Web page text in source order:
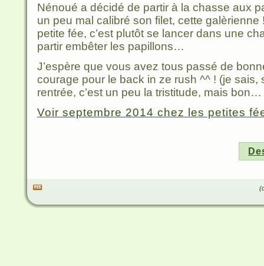
Nénoué a décidé de partir à la chasse aux
un peu mal calibré son filet, cette galèrienne
petite fée, c’est plutôt se lancer dans une
partir embêter les papillons…
J’espère que vous avez tous passé de
courage pour le back in ze rush ^^ ! (je sais,
rentrée, c’est un peu la tristitude, mais
Voir septembre 2014 chez les petites